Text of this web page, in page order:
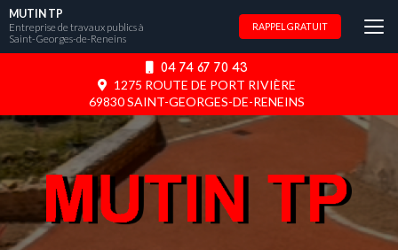
Aller
au
contenu
04 74 67 70 43
1275 ROUTE DE PORT RIVIÈRE
69830 SAINT-GEORGES-DE-RENEINS
MUTIN TP
Entreprise de travaux publics à
Saint-Georges-de-Reneins
RAPPEL GRATUIT